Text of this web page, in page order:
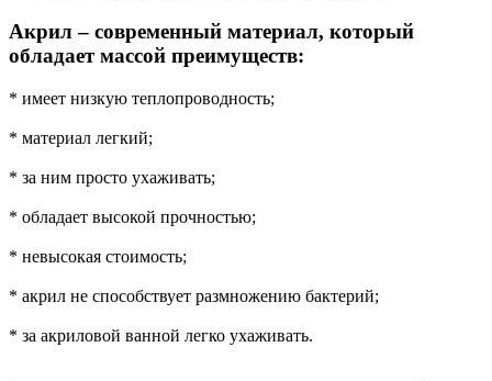
Акрил – современный материал, который
обладает массой преимуществ:
* имеет низкую теплопроводность;
* материал легкий;
* за ним просто ухаживать;
* обладает высокой прочностью;
* невысокая стоимость;
* акрил не способствует размножению бактерий;
* за акриловой ванной легко ухаживать.